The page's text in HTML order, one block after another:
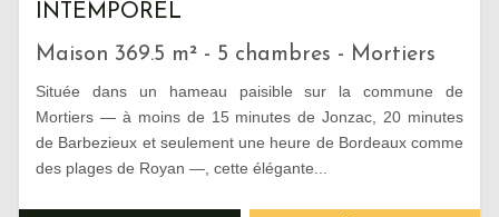
INTEMPOREL
Maison 369.5 m² - 5 chambres - Mortiers
Située dans un hameau paisible sur la commune de
Mortiers — à moins de 15 minutes de Jonzac, 20 minutes
de Barbezieux et seulement une heure de Bordeaux comme
des plages de Royan —, cette élégante...